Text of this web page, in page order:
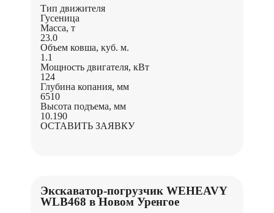
Тип движителя
Гусеница
Масса, т
23.0
Объем ковша, куб. м.
1.1
Мощность двигателя, кВт
124
Глубина копания, мм
6510
Высота подъема, мм
10.190
ОСТАВИТЬ ЗАЯВКУ
Экскаватор-погрузчик WEHEAVY
WLB468 в Новом Уренгое